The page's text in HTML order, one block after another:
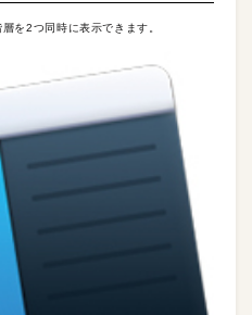
を2つ同時に表示できます。